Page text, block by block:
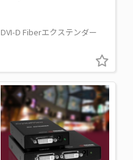
DVI-D Fiberエクステンダー